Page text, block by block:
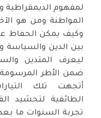
لمفهوم الديمقراطية
المواطنة ومن هو
وكيف يمكن الحفاظ
بين الدين والسياسة
ليعرف المتدين
ضمن الأطر
أتجهت تلك
الطائفية لتحشيد
تجربة السنوات ما